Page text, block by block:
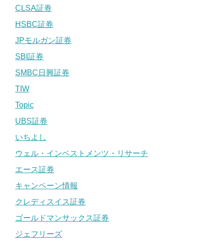
CLSA証券
HSBC証券
JPモルガン証券
SBI証券
SMBC日興証券
TIW
Topic
UBS証券
いちよし
ウェル・インベストメンツ・リサーチ
エース証券
キャンペーン情報
クレディスイス証券
ゴールドマンサックス証券
ジェフリーズ